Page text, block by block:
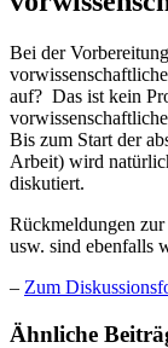
Bei der
auf? Das ist kein
Bis zum Start der
Arbeit) wird
diskutiert.
Rückmeldungen zur
usw. sind ebenfalls
– Zum
Ähnliche